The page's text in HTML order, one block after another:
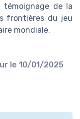
de la
frontières du jeu
mondiale.
le 10/01/2025